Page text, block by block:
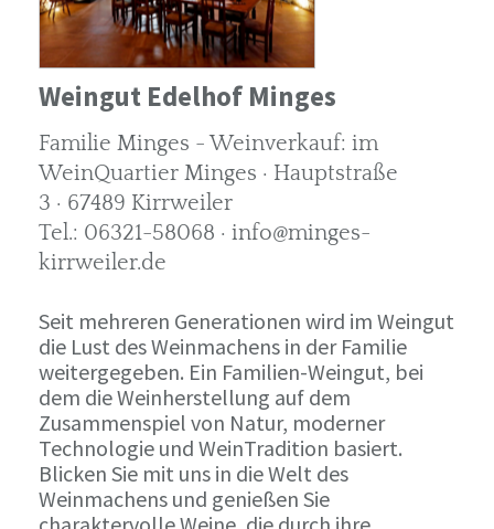
Weingut Edelhof Minges
Familie Minges - Weinverkauf: im
WeinQuartier Minges · Hauptstraße
3 · 67489 Kirrweiler
Tel.: 06321-58068 · info@minges-
kirrweiler.de
Seit mehreren Generationen wird im Weingut
die Lust des Weinmachens in der Familie
weitergegeben. Ein Familien-Weingut, bei
dem die Weinherstellung auf dem
Zusammenspiel von Natur, moderner
Technologie und WeinTradition basiert.
Blicken Sie mit uns in die Welt des
Weinmachens und genießen Sie